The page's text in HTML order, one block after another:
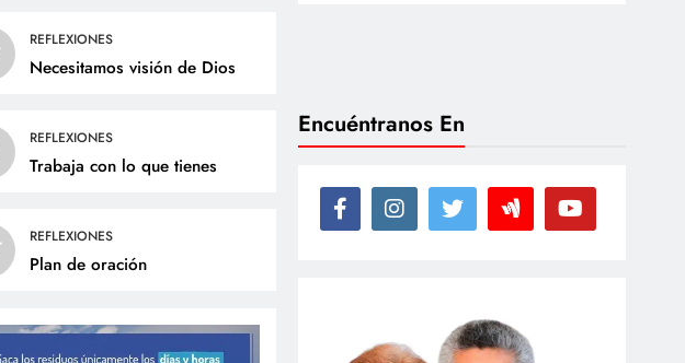
REFLEXIONES
Necesitamos visión de Dios
REFLEXIONES
Trabaja con lo que tienes
REFLEXIONES
Plan de oración
Encuéntranos En